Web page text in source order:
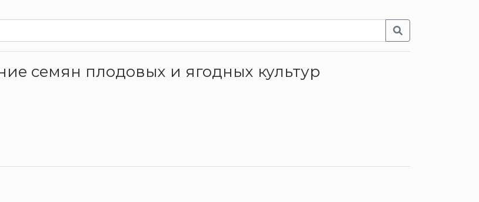
семян плодовых и ягодных культур